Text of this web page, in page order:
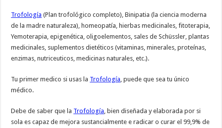
Trofología (Plan trofológico completo), Binipatia (la ciencia moderna
de la madre naturaleza), homeopatía, hierbas medicinales, fitoterapia,
Yemoterapia, epigenética, oligoelementos, sales de Schüssler, plantas
medicinales, suplementos dietéticos (vitaminas, minerales, proteínas,
enzimas, nutriceuticos, medicinas naturales, etc.).
Tu primer medico si usas la Trofología , puede que sea tu único
médico.
Debe de saber que la Trofología , bien diseñada y elaborada por si
sola es capaz de mejora sustancialmente e radicar o curar el 99,9% de